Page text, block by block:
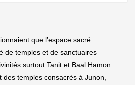
que l’espace sacré
de temples et de sanctuaires
surtout Tanit et Baal Hamon.
temples consacrés à Junon,